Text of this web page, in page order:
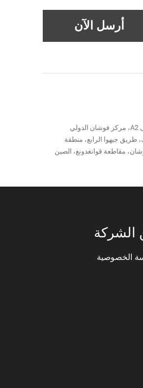
أرسل الآن
الرقم 9–11، المبنى A2، مركز فوشان الدولي
طريق جيهوا الرابع، منطقة
مقاطعة قوانغدونغ، الصين
الشركة
الخصوصية